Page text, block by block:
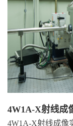
4W1A-X射线成
4W1A-X射线成像